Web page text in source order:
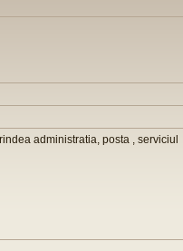
administratia, posta , serviciul